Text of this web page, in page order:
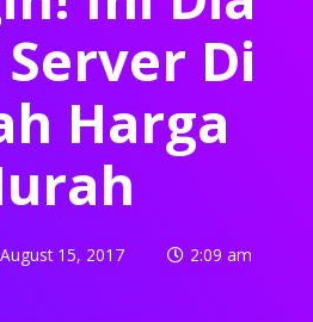
Di
Harga
August 15, 2017 2:09 am